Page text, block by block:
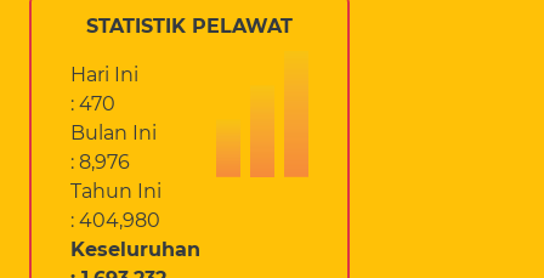
STATISTIK PELAWAT
Hari Ini
: 470
Bulan Ini
: 8,976
Tahun Ini
: 404,980
Keseluruhan